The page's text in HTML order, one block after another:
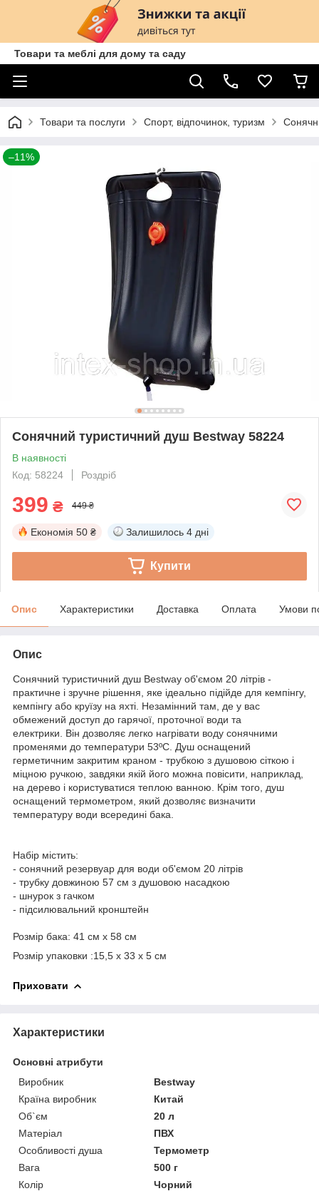
Товари та меблі для дому та саду
Товари та послуги Спорт, відпочинок, туризм
–11%
Сонячний туристичний душ Bestway 58224
В наявності
Код: 58224
Роздріб
399 ₴ 449 ₴
Економія 50 ₴ Залишилось 4 дні
Купити
Опис Характеристики Доставка Оплата Умови
Опис
Сонячний туристичний душ Bestway об'ємом 20 літрів -
практичне і зручне рішення, яке ідеально підійде для кемпінгу,
кемпінгу або круїзу на яхті. Незамінний там, де у вас
обмежений доступ до гарячої, проточної води та
електрики. Він дозволяє легко нагрівати воду сонячними
променями до температури 53ºC. Душ оснащений
герметичним закритим краном - трубкою з душовою сіткою і
міцною ручкою, завдяки якій його можна повісити, наприклад,
на дерево і користуватися теплою ванною. Крім того, душ
оснащений термометром, який дозволяє визначити
температуру води всередині бака.
Набір містить:
- сонячний резервуар для води об'ємом 20 літрів
- трубку довжиною 57 см з душовою насадкою
- шнурок з гачком
- підсилювальний кронштейн
Розмір бака: 41 см х 58 см
Розмір упаковки :15,5 х 33 х 5 см
Приховати
Характеристики
Основні атрибути
Виробник
Bestway
Країна виробник
Китай
Об`єм
20 л
Матеріал
ПВХ
Особливості душа
Термометр
Вага
500 г
Колір
Чорний